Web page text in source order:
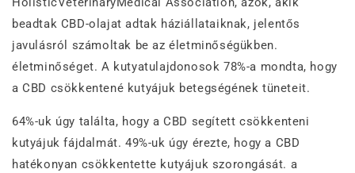
beadtak CBD-olajat adtak háziállataiknak, jelentős
javulásról számoltak be az életminőségükben.
életminőséget. A kutyatulajdonosok 78%-a mondta, hogy
a CBD csökkentené kutyájuk betegségének tüneteit.
64%-uk úgy találta, hogy a CBD segített csökkenteni
kutyájuk fájdalmát. 49%-uk úgy érezte, hogy a CBD
hatékonyan csökkentette kutyájuk szorongását. a